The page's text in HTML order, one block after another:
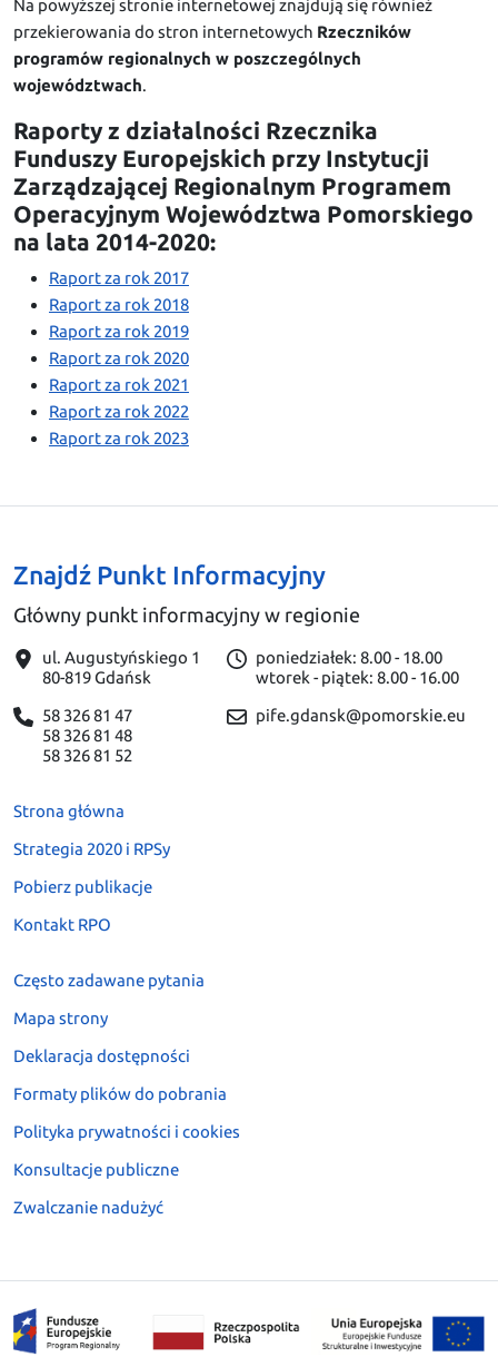
Na powyższej stronie internetowej znajdują się również
przekierowania do stron internetowych Rzeczników
programów regionalnych w poszczególnych
województwach.
Raporty z działalności Rzecznika
Funduszy Europejskich przy Instytucji
Zarządzającej Regionalnym Programem
Operacyjnym Województwa Pomorskiego
na lata 2014-2020:
Raport za rok 2017
Raport za rok 2018
Raport za rok 2019
Raport za rok 2020
Raport za rok 2021
Raport za rok 2022
Raport za rok 2023
Znajdź Punkt Informacyjny
Główny punkt informacyjny w regionie
ul. Augustyńskiego 1
80-819 Gdańsk
58 326 81 47
58 326 81 48
58 326 81 52
poniedziałek: 8.00 - 18.00
wtorek - piątek: 8.00 - 16.00
pife.gdansk@pomorskie.eu
Strona główna
Strategia 2020 i RPSy
Pobierz publikacje
Kontakt RPO
Często zadawane pytania
Mapa strony
Deklaracja dostępności
Formaty plików do pobrania
Polityka prywatności i cookies
Konsultacje publiczne
Zwalczanie nadużyć